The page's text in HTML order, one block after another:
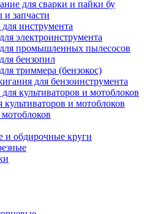
для сварки и пайки бу
и запчасти
инструмента
электроинструмента
промышленных пылесосов
бензопил
триммера (бензокос)
для бензоинструмента
культиваторов и мотоблоков
культиваторов и мотоблоков
и обдирочные круги